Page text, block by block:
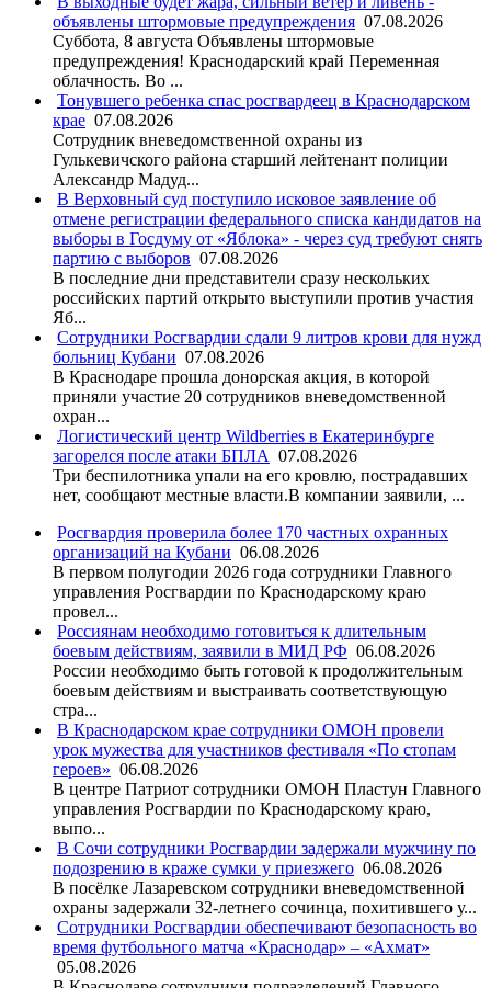
объявлены штормовые предупреждения 07.08.2026
Суббота, 8 августа Объявлены штормовые
предупреждения! Краснодарский край Переменная
облачность. Во ...
Тонувшего ребенка спас росгвардеец в Краснодарском
крае 07.08.2026
Сотрудник вневедомственной охраны из
Гулькевичского района старший лейтенант полиции
Александр Мадуд...
В Верховный суд поступило исковое заявление об
отмене регистрации федерального списка кандидатов на
выборы в Госдуму от «Яблока» - через суд требуют снять
партию с выборов 07.08.2026
В последние дни представители сразу нескольких
российских партий открыто выступили против участия
Яб...
Сотрудники Росгвардии сдали 9 литров крови для нужд
больниц Кубани 07.08.2026
В Краснодаре прошла донорская акция, в которой
приняли участие 20 сотрудников вневедомственной
охран...
Логистический центр Wildberries в Екатеринбурге
загорелся после атаки БПЛА 07.08.2026
Три беспилотника упали на его кровлю, пострадавших
нет, сообщают местные власти.В компании заявили, ...
Росгвардия проверила более 170 частных охранных
организаций на Кубани 06.08.2026
В первом полугодии 2026 года сотрудники Главного
управления Росгвардии по Краснодарскому краю
провел...
Россиянам необходимо готовиться к длительным
боевым действиям, заявили в МИД РФ 06.08.2026
России необходимо быть готовой к продолжительным
боевым действиям и выстраивать соответствующую
стра...
В Краснодарском крае сотрудники ОМОН провели
урок мужества для участников фестиваля «По стопам
героев» 06.08.2026
В центре Патриот сотрудники ОМОН Пластун Главного
управления Росгвардии по Краснодарскому краю,
выпо...
В Сочи сотрудники Росгвардии задержали мужчину по
подозрению в краже сумки у приезжего 06.08.2026
В посёлке Лазаревском сотрудники вневедомственной
охраны задержали 32-летнего сочинца, похитившего у...
Сотрудники Росгвардии обеспечивают безопасность во
время футбольного матча «Краснодар» – «Ахмат»
05.08.2026